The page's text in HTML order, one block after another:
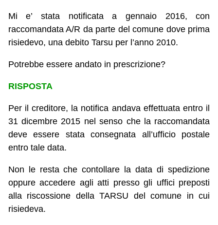
Mi e’ stata notificata a gennaio 2016, con
raccomandata A/R da parte del comune dove prima
risiedevo, una debito Tarsu per l’anno 2010.
Potrebbe essere andato in prescrizione?
RISPOSTA
Per il creditore, la notifica andava effettuata entro il
31 dicembre 2015 nel senso che la raccomandata
deve essere stata consegnata all’ufficio postale
entro tale data.
Non le resta che contollare la data di spedizione
oppure accedere agli atti presso gli uffici preposti
alla riscossione della TARSU del comune in cui
risiedeva.